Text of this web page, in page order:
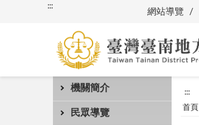
:::
網站導覽
機關簡介
民眾導覽
:::
首頁